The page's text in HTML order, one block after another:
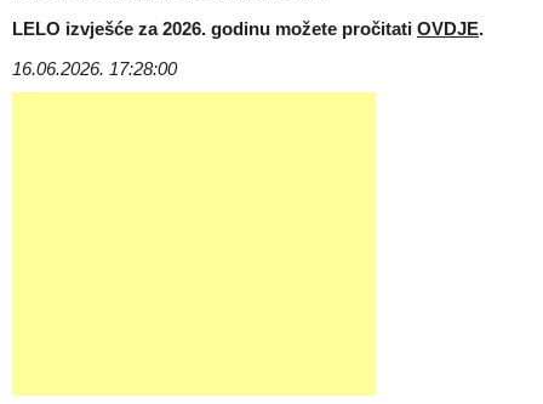
LELO izvješće za 2026. godinu možete pročitati OVDJE.
16.06.2026. 17:28:00